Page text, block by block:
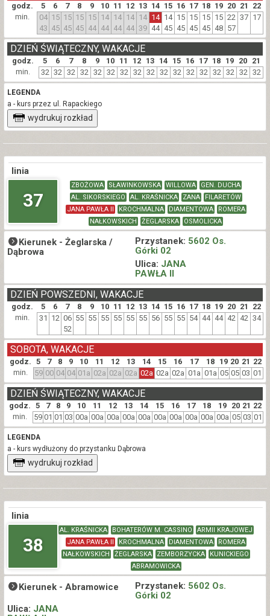
godz. 5 6 7 8 9 10 11 12 13 14 15 16 17 18 19 20 21 22
min.
04
43
15
45
15
45
15
45
15
44
14
44
14
44
14
44
14
39
14
44
14
45
15
45
15
45
15
45
15
48
22
57
37 17
godz. 5 6 7 8 9 10 11 12 13 14 15 16 17 18 19 20 21
DZIEŃ ŚWIĄTECZNY, WAKACJE
min. 32 32 32 32 32 32 32 32 32 32 32 32 32 32 32 32 32
LEGENDA
a - kurs przez ul. Rapackiego
wydrukuj rozkład
linia
37
ZBOŻOWA SŁAWINKOWSKA WILLOWA
GEN. DUCHA
AL. SIKORSKIEGO
AL. KRAŚNICKA ZANA
FILARETÓW
JANA PAWŁA II
KROCHMALNA DIAMENTOWA
ROMERA
NAŁKOWSKICH
ŻEGLARSKA OSMOLICKA
Kierunek - Żeglarska /
Dąbrowa
Przystanek: 5602 Os.
Górki 02
Ulica: JANA
PAWŁA II
godz. 5 6 7 8 9 10 11 12 13 14 15 16 17 18 19 20 21 22
DZIEŃ POWSZEDNI, WAKACJE
min. 31 12 06
52
55 55 55 55 55 55 56 55 55 54 44 44 42 42 34
godz. 5 7 8 9 10 11 12 13 14 15 16 17 18 19 20 21 22
SOBOTA, WAKACJE
min. 59 00 04 04 01a 02a 02a 02a 02a 02a 02a 01a 01a 05 05 03 01
godz. 5 7 8 9 10 11 12 13 14 15 16 17 18 19 20 21 22
DZIEŃ ŚWIĄTECZNY, WAKACJE
min. 59 01 01 03 00a 00a 00a 00a 00a 00a 00a 00a 00a 00a 05 03 01
LEGENDA
a - kurs wydłużony do przystanku Dąbrowa
wydrukuj rozkład
linia
38
AL. KRAŚNICKA BOHATERÓW M. CASSINO
ARMII KRAJOWEJ
JANA PAWŁA II
KROCHMALNA DIAMENTOWA
ROMERA
NAŁKOWSKICH
ŻEGLARSKA ZEMBORZYCKA
KUNICKIEGO
ABRAMOWICKA
Kierunek - Abramowice Przystanek: 5602 Os.
Górki 02
Ulica: JANA